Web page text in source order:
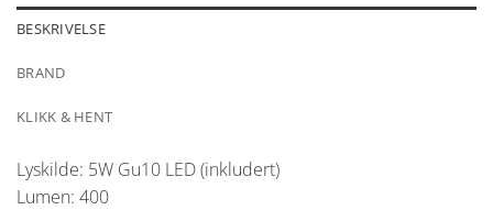
BESKRIVELSE
BRAND
KLIKK & HENT
Lyskilde: 5W Gu10 LED (inkludert)
Lumen: 400